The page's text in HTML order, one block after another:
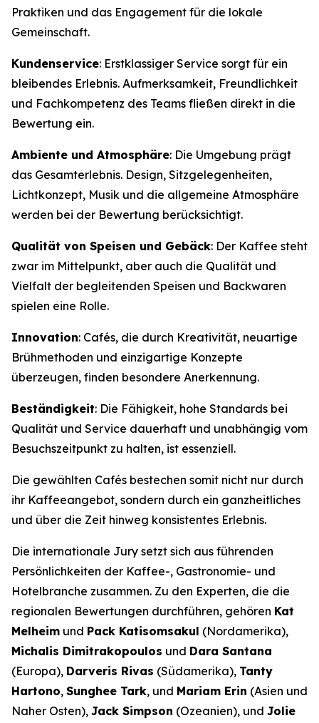
Praktiken und das Engagement für die lokale
Gemeinschaft.
Kundenservice: Erstklassiger Service sorgt für ein
bleibendes Erlebnis. Aufmerksamkeit, Freundlichkeit
und Fachkompetenz des Teams fließen direkt in die
Bewertung ein.
Ambiente und Atmosphäre: Die Umgebung prägt
das Gesamterlebnis. Design, Sitzgelegenheiten,
Lichtkonzept, Musik und die allgemeine Atmosphäre
werden bei der Bewertung berücksichtigt.
Qualität von Speisen und Gebäck: Der Kaffee steht
zwar im Mittelpunkt, aber auch die Qualität und
Vielfalt der begleitenden Speisen und Backwaren
spielen eine Rolle.
Innovation: Cafés, die durch Kreativität, neuartige
Brühmethoden und einzigartige Konzepte
überzeugen, finden besondere Anerkennung.
Beständigkeit: Die Fähigkeit, hohe Standards bei
Qualität und Service dauerhaft und unabhängig vom
Besuchszeitpunkt zu halten, ist essenziell.
Die gewählten Cafés bestechen somit nicht nur durch
ihr Kaffeeangebot, sondern durch ein ganzheitliches
und über die Zeit hinweg konsistentes Erlebnis.
Die internationale Jury setzt sich aus führenden
Persönlichkeiten der Kaffee-, Gastronomie- und
Hotelbranche zusammen. Zu den Experten, die die
regionalen Bewertungen durchführen, gehören Kat
Melheim und Pack Katisomsakul (Nordamerika),
Michalis Dimitrakopoulos und Dara Santana
(Europa), Darveris Rivas (Südamerika), Tanty
Hartono, Sunghee Tark, und Mariam Erin (Asien und
Naher Osten), Jack Simpson (Ozeanien), und Jolie